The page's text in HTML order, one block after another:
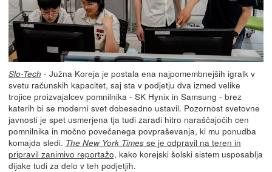
Slo-Tech - Južna Koreja je postala ena najpomembnejših igralk v
svetu računskih kapacitet, saj sta v podjetju dva izmed velike
trojice proizvajalcev pomnilnika - SK Hynix in Samsung - brez
katerih bi se moderni svet dobesedno ustavil. Pozornost svetovne
javnosti je spet usmerjena tja tudi zaradi hitro naraščajočih cen
pomnilnika in močno povečanega povpraševanja, ki mu ponudba
komajda sledi. The New York Timesse je odpravil na teren in
pripravil zanimivo reportažo, kako korejski šolski sistem usposablja
dijake tudi za delo v teh podjetjih.